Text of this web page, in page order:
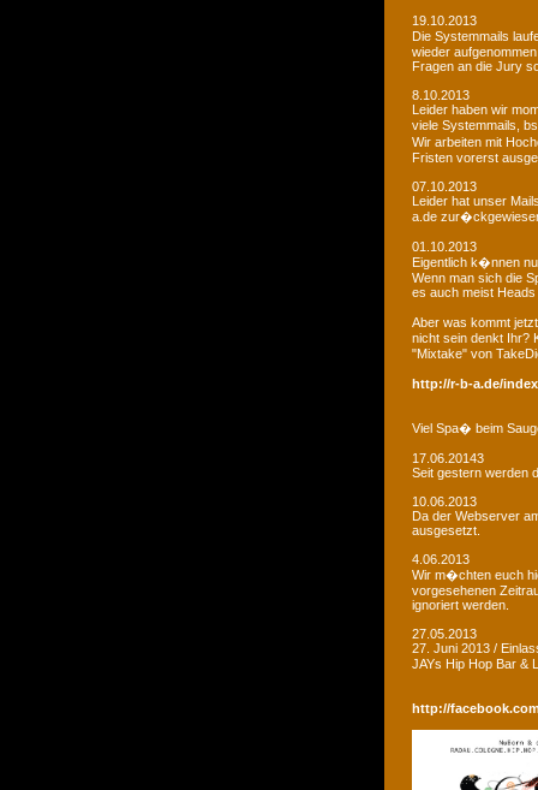
19.10.2013
Die Systemmails
wieder
Fragen an die Jury
8.10.2013
Leider haben wir
viele Systemmails,
Wir arbeiten mit
Fristen vorerst
07.10.2013
Leider hat unser
a.de
01.10.2013
Eigentlich k�nnen
Wenn man sich die
es auch meist
Aber was kommt
nicht sein denkt Ihr?
"Mixtake" von
http://r-b-a.de/
Viel Spa� beim
17.06.20143
Seit gestern werden
10.06.2013
Da der Webserver
ausgesetzt.
4.06.2013
Wir m�chten euch
vorgesehenen
ignoriert werden.
27.05.2013
27. Juni 2013 /
JAYs Hip Hop Bar &
http://